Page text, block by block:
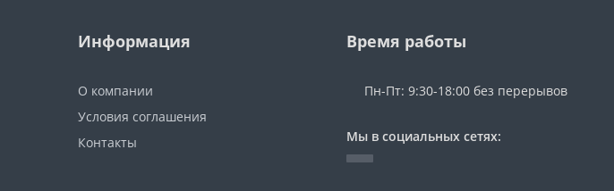
Информация
О компании
Условия соглашения
Контакты
Время работы
Пн-Пт: 9:30-18:00 без перерывов
Мы в социальных сетях: